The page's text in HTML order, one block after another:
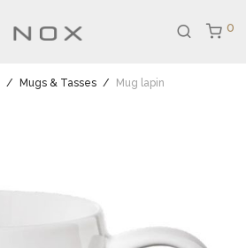
0
/ Mugs & Tasses / Mug lapin